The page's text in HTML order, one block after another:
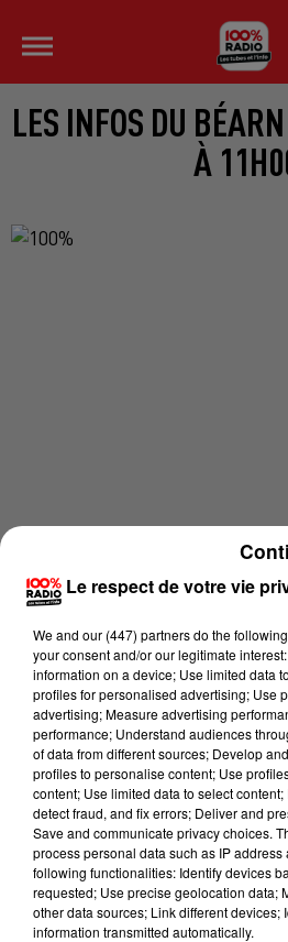
LES INFOS DU
À
Lecture (2 min 14 sec)
100%
Le respect de votre vie
We and our (447) partnersdo the
your consent and/or our legitimate
information on a device; Use limited data
profiles for personalised advertising; Use
advertising; Measure advertising
performance; Understand audiences
of data from different sources; Develop
profiles to personalise content; Use
content; Use limited data to select
detect fraud, and fix errors; Deliver and
Save and communicate privacy choices.
process personal data such as IP
following functionalities: Identify devices
requested; Use precise geolocation data;
other data sources; Link different devices;
information transmitted automatically.